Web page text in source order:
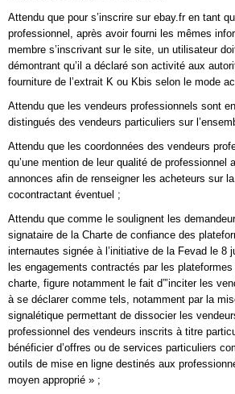
Attendu que pour s’inscrire sur ebay.fr en tant
professionnel, après avoir fourni les mêmes
membre s’inscrivant sur le site, un utilisateur
démontrant qu’il a déclaré son activité aux
fourniture de l’extrait K ou Kbis selon le mode
Attendu que les vendeurs professionnels sont
distingués des vendeurs particuliers sur
Attendu que les coordonnées des vendeurs
qu’une mention de leur qualité de professionnel
annonces afin de renseigner les acheteurs sur
cocontractant éventuel ;
Attendu que comme le soulignent les
signataire de la Charte de confiance des
internautes signée à l’initiative de la Fevad le 8
les engagements contractés par les
charte, figure notamment le fait d”’inciter les
à se déclarer comme tels, notamment par la
signalétique permettant de dissocier les
professionnel des vendeurs inscrits à titre
bénéficier d’offres ou de services particuliers
outils de mise en ligne destinés aux
moyen approprié » ;